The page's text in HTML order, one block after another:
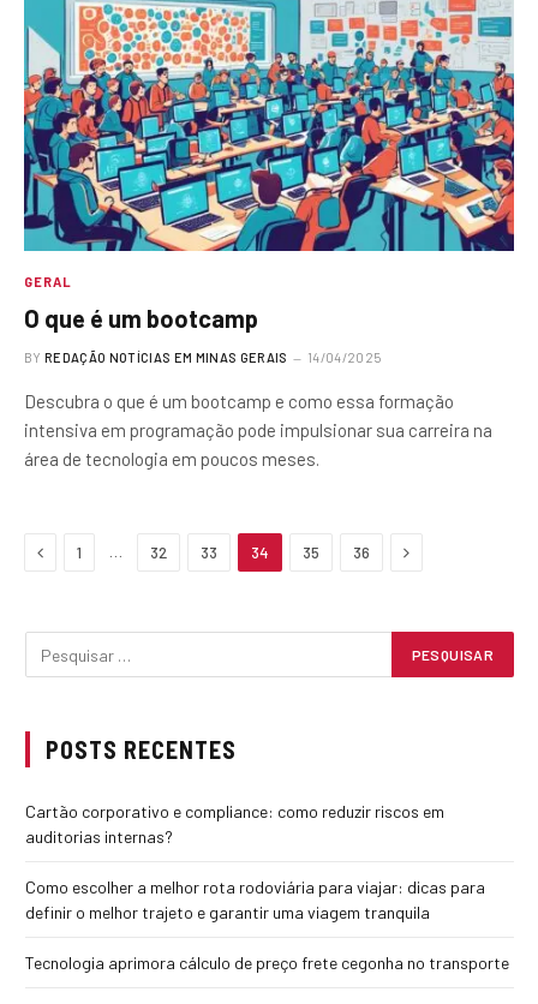
GERAL
O que é um bootcamp
BY REDAÇÃO NOTÍCIAS EM MINAS GERAIS 14/04/2025
Descubra o que é um bootcamp e como essa formação
intensiva em programação pode impulsionar sua carreira na
área de tecnologia em poucos meses.
Previous
1 32 33 34 35 36 Next
POSTS RECENTES
Cartão corporativo e compliance: como reduzir riscos em
auditorias internas?
Como escolher a melhor rota rodoviária para viajar: dicas para
definir o melhor trajeto e garantir uma viagem tranquila
Tecnologia aprimora cálculo de preço frete cegonha no transporte